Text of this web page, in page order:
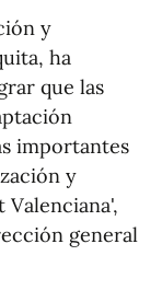
y
ha
que las
importantes
y
general